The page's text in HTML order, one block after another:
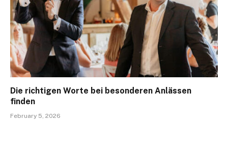
Die richtigen Worte bei besonderen Anlässen
finden
February 5, 2026